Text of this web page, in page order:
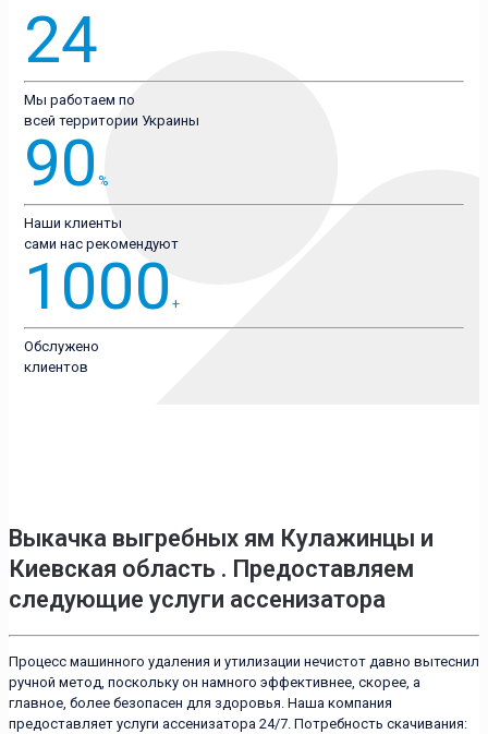
24
Мы работаем по
всей территории Украины
90 %
Наши клиенты
сами нас рекомендуют
1000 +
Обслужено
клиентов
Выкачка выгребных ям Кулажинцы и
Киевская область . Предоставляем
следующие услуги ассенизатора
Процесс машинного удаления и утилизации нечистот давно вытеснил
ручной метод, поскольку он намного эффективнее, скорее, а
главное, более безопасен для здоровья. Наша компания
предоставляет услуги ассенизатора 24/7. Потребность скачивания: